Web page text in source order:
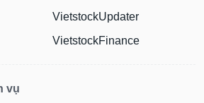
VietstockUpdater
VietstockFinance
vụ